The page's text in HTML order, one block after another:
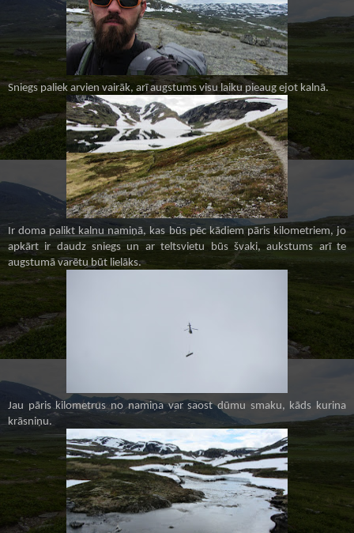
Sniegs paliek arvien vairāk, arī augstums visu laiku pieaug ejot kalnā.
Ir doma palikt kalnu namiņā, kas būs pēc kādiem pāris kilometriem, jo
apkārt ir daudz sniegs un ar teltsvietu būs švaki, aukstums arī te
augstumā varētu būt lielāks.
Jau pāris kilometrus no namiņa var saost dūmu smaku, kāds kurina
krāsniņu.